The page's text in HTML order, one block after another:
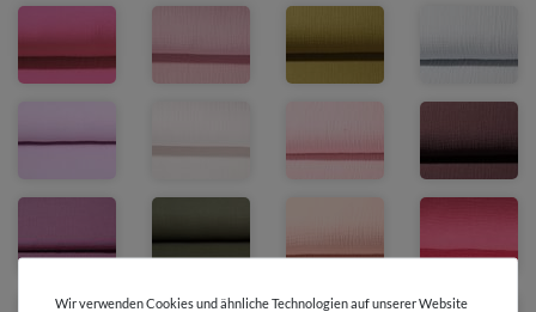
Wir verwenden Cookies und ähnliche Technologien auf unserer Website